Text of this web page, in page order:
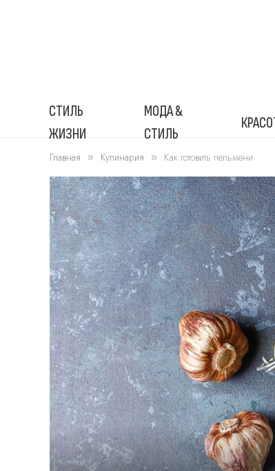
СТИЛЬ
ЖИЗНИ
МОДА &
СТИЛЬ
Главная » Кулинария » Как готовить пельмени